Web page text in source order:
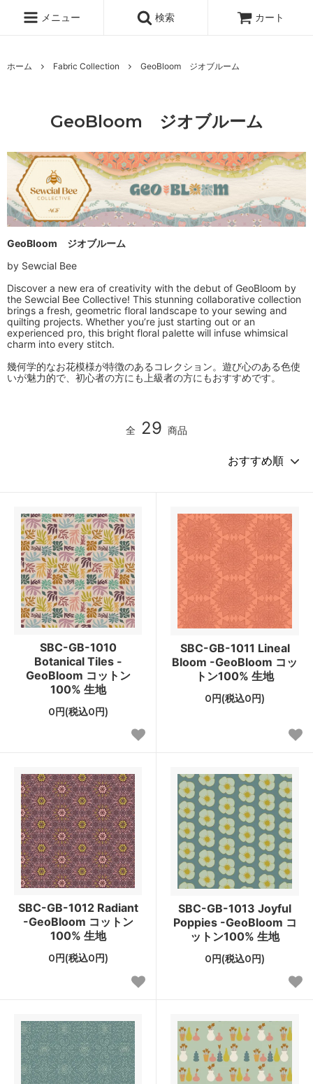
メニュー 検索 カート
ホーム Fabric Collection GeoBloom ジオブルーム
GeoBloom ジオブルーム
GeoBloom ジオブルーム
by Sewcial Bee
Discover a new era of creativity with the debut of GeoBloom by
the Sewcial Bee Collective! This stunning collaborative collection
brings a fresh, geometric floral landscape to your sewing and
quilting projects. Whether you’re just starting out or an
experienced pro, this bright floral palette will infuse whimsical
charm into every stitch.
幾何学的なお花模様が特徴のあるコレクション。遊び心のある色使
いが魅力的で、初心者の方にも上級者の方にもおすすめです。
全 29 商品
SBC-GB-1010
Botanical Tiles -
GeoBloom コットン
100% 生地
0円(税込0円)
SBC-GB-1011 Lineal
Bloom -GeoBloom コッ
トン100% 生地
0円(税込0円)
SBC-GB-1012 Radiant
-GeoBloom コットン
100% 生地
0円(税込0円)
SBC-GB-1013 Joyful
Poppies -GeoBloom コ
ットン100% 生地
0円(税込0円)